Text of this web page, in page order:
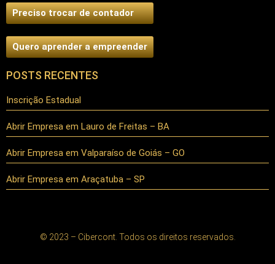
Preciso trocar de contador
Quero aprender a empreender
POSTS RECENTES
Inscrição Estadual
Abrir Empresa em Lauro de Freitas – BA
Abrir Empresa em Valparaíso de Goiás – GO
Abrir Empresa em Araçatuba – SP
© 2023 – Cibercont. Todos os direitos reservados.